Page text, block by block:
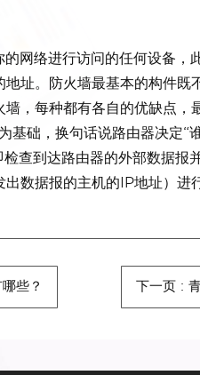
网络进行访问的任何设备，
址。防火墙最基本的构件既
，每种都有各自的优缺点，
基础，换句话说路由器决定“
查到达路由器的外部数据报
数据报的主机的IP地址）进
些？ 下一页 :